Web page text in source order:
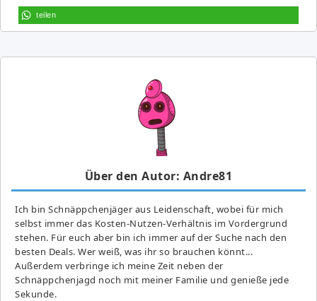
teilen
Über den Autor: Andre81
Ich bin Schnäppchenjäger aus Leidenschaft, wobei für mich
selbst immer das Kosten-Nutzen-Verhältnis im Vordergrund
stehen. Für euch aber bin ich immer auf der Suche nach den
besten Deals. Wer weiß, was ihr so brauchen könnt...
Außerdem verbringe ich meine Zeit neben der
Schnäppchenjagd noch mit meiner Familie und genieße jede
Sekunde.